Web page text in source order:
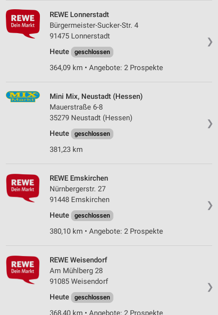
❯
REWE Lonnerstadt
Bürgermeister-Sucker-Str. 4
91475 Lonnerstadt
Heute
geschlossen
364,09 km • Angebote: 2 Prospekte
❯
Mini Mix, Neustadt (Hessen)
Mauerstraße 6-8
35279 Neustadt (Hessen)
Heute
geschlossen
381,23 km
❯
REWE Emskirchen
Nürnbergerstr. 27
91448 Emskirchen
Heute
geschlossen
380,10 km • Angebote: 2 Prospekte
❯
REWE Weisendorf
Am Mühlberg 28
91085 Weisendorf
Heute
geschlossen
368,40 km • Angebote: 2 Prospekte